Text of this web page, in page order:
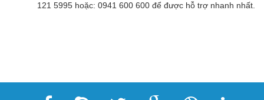
121 5995 hoặc: 0941 600 600 để được hỗ trợ nhanh nhất.